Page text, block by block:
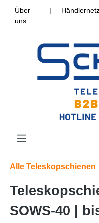
Über
uns
|
Alle Teleskopschienen
SOWS-40 |